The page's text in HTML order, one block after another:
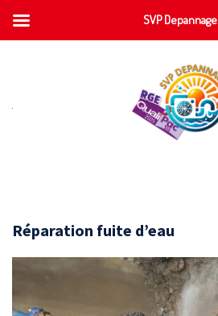
Réparation fuite d’eau
SVP Depannage